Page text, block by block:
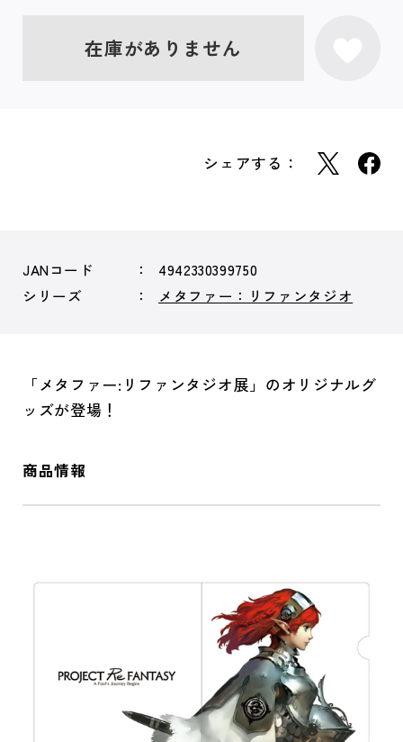
在庫がありません
シェアする：
JANコード
4942330399750
シリーズ
メタファー：リファンタジオ
「メタファー:リファンタジオ展」のオリジナルグ
ッズが登場！
商品情報